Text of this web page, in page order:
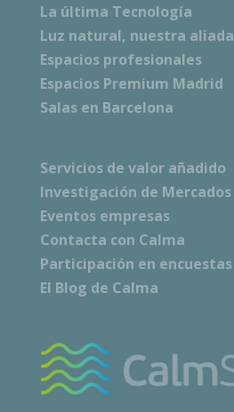
La última Tecnología
Luz natural, nuestra aliada
Espacios profesionales
Espacios Premium Madrid
Salas en Barcelona
Servicios de valor añadido
Investigación de Mercados
Eventos empresas
Contacta con Calma
Participación en encuestas
El Blog de Calma